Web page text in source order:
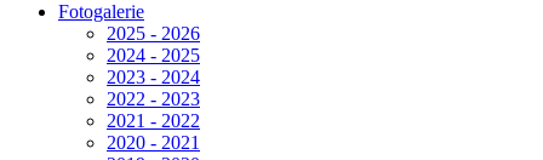
Fotogalerie
2025 - 2026
2024 - 2025
2023 - 2024
2022 - 2023
2021 - 2022
2020 - 2021